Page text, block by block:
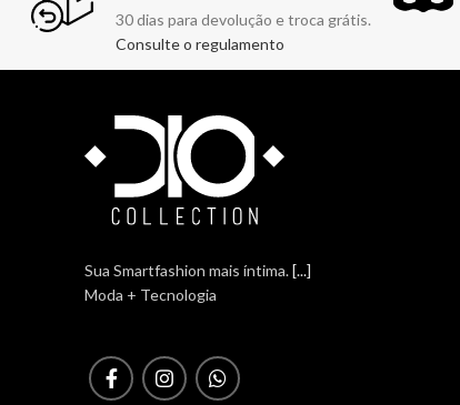
30 dias para devolução e troca grátis.
Consulte o regulamento
Sua Smartfashion mais íntima.[...]
Moda + Tecnologia